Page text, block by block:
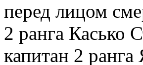
перед лицом
2 ранга Касько
капитан 2